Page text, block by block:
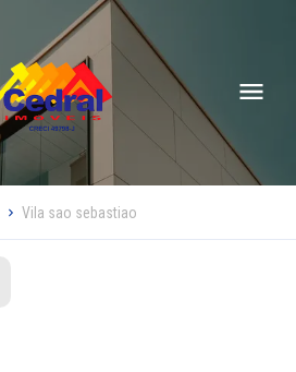
Vila sao sebastiao